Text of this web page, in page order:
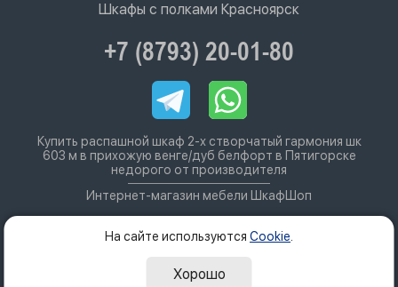
Шкафы с полками Красноярск
+7 (8793) 20-01-80
Купить распашной шкаф 2-х створчатый гармония шк
603 м в прихожую венге/дуб белфорт в Пятигорске
недорого от производителя
Интернет-магазин мебели ШкафШоп
На сайте используются Cookie
Хорошо